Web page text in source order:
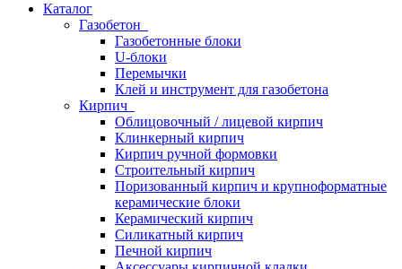
Каталог
Газобетон
Газобетонные блоки
U-блоки
Перемычки
Клей и инструмент для газобетона
Кирпич
Облицовочный / лицевой кирпич
Клинкерный кирпич
Кирпич ручной формовки
Строительный кирпич
Поризованный кирпич и крупноформатные
керамические блоки
Керамический кирпич
Силикатный кирпич
Печной кирпич